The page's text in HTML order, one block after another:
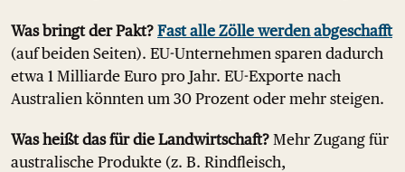
Was bringt der Pakt? Fast alle Zölle werden abgeschafft
(auf beiden Seiten). EU-Unternehmen sparen dadurch
etwa 1 Milliarde Euro pro Jahr. EU-Exporte nach
Australien könnten um 30 Prozent oder mehr steigen.
Was heißt das für die Landwirtschaft? Mehr Zugang für
australische Produkte (z. B. Rindfleisch,